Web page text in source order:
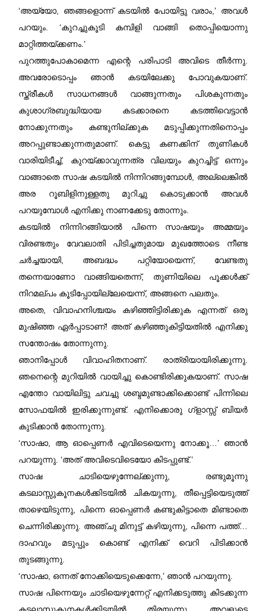
‘അയ്യോ, ഞങ്ങളൊന്ന് കടയിൽ പോയിട്ടു വരാം,’ അവൾ
പറയും. ‘കുറച്ചുകൂടി കമ്പിളി വാങ്ങി തൊപ്പിയൊന്നു
മാറ്റിത്തയ്ക്കണം.’
പുറത്തുപോകാമെന്ന എന്റെ പരിപാടി അവിടെ തീർന്നു.
അവരോടൊപ്പം ഞാൻ കടയിലേക്കു പോവുകയാണ്‌.
സ്ത്രീകൾ സാധനങ്ങൾ വാങ്ങുന്നതും പിശകുന്നതും
കുശാഗ്രബുദ്ധിയായ കടക്കാരനെ കടത്തിവെട്ടാൻ
നോക്കുന്നതും കണ്ടുനില്ക്കുക മടുപ്പിക്കുന്നതിനൊപ്പം
അറപ്പുണ്ടാക്കുന്നതുമാണ്‌. കെട്ടു കണക്കിന്‌ തുണികൾ
വാരിയിടീച്ച്, കുറയ്ക്കാവുന്നത്ര വിലയും കുറച്ചിട്ട് ഒന്നും
വാങ്ങാതെ സാഷ കടയിൽ നിന്നിറങ്ങുമ്പോൾ, അല്ലെങ്കിൽ
അര റൂബിളിനുള്ളതു മുറിച്ചു കൊടുക്കാൻ അവൾ
പറയുമ്പോൾ എനിക്കു നാണക്കേടു തോന്നും.
കടയിൽ നിന്നിറങ്ങിയാൽ പിന്നെ സാഷയും അമ്മയും
വിരണ്ടതും വേവലാതി പിടിച്ചതുമായ മുഖത്തോടെ നീണ്ട
ചർച്ചയായി, അബദ്ധം പറ്റിയോയെന്ന്, വേണ്ടതു
തന്നെയാണോ വാങ്ങിയതെന്ന്, തുണിയിലെ പൂക്കൾക്ക്
നിറമല്പം കൂടിപ്പോയില്ലേയെന്ന്, അങ്ങനെ പലതും.
അതെ, വിവാഹനിശ്ചയം കഴിഞ്ഞിട്ടിരിക്കുക എന്നത് ഒരു
മുഷിഞ്ഞ ഏർപ്പാടാണ്‌! അത് കഴിഞ്ഞുകിട്ടിയതിൽ എനിക്കു
സന്തോഷം തോന്നുന്നു.
ഞാനിപ്പോൾ വിവാഹിതനാണ്‌. രാത്രിയായിരിക്കുന്നു.
ഞനെന്റെ മുറിയിൽ വായിച്ചു കൊണ്ടിരിക്കുകയാണ്‌. സാഷ
എന്തോ വായിലിട്ടു ചവച്ചു ശബ്ദമുണ്ടാക്കിക്കൊണ്ട് പിന്നിലെ
സോഫയിൽ ഇരിക്കുന്നുണ്ട്. എനിക്കൊരു ഗ്ളാസ്സ് ബിയർ
കുടിക്കാൻ തോന്നുന്നു.
‘സാഷാ, ആ ഓപ്പെണർ എവിടെയെന്നു നോക്കൂ…’ ഞാൻ
പറയുന്നു. ‘അത് അവിടെവിടെയോ കിടപ്പുണ്ട്.’
സാഷ ചാടിയെഴുന്നേല്ക്കുന്നു, രണ്ടുമൂന്നു
കടലാസ്സുകൂനകൾക്കിടയിൽ ചികയുന്നു, തീപ്പെട്ടിയെടുത്ത്
താഴെയിടുന്നു, പിന്നെ ഓപ്പെണർ കണ്ടുകിട്ടാതെ മിണ്ടാതെ
ചെന്നിരിക്കുന്നു. അഞ്ചു മിനുട്ട് കഴിയുന്നു, പിന്നെ പത്ത്…
ദാഹവും മടുപ്പും കൊണ്ട് എനിക്ക് വെറി പിടിക്കാൻ
തുടങ്ങുന്നു.
‘സാഷാ, ഒന്നത് നോക്കിയെടുക്കെന്നേ,’ ഞാൻ പറയുന്നു.
സാഷ പിന്നെയും ചാടിയെഴുന്നേറ്റ് എനിക്കടുത്തു കിടക്കുന്ന